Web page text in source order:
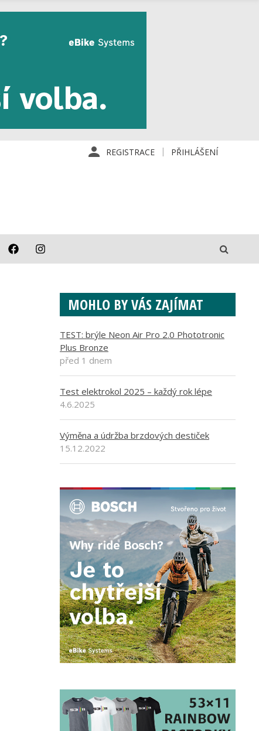
REGISTRACE PŘIHLÁŠENÍ
MOHLO BY VÁS ZAJÍMAT
TEST: brýle Neon Air Pro 2.0 Phototronic
Plus Bronze
před 1 dnem
Test elektrokol 2025 – každý rok lépe
4.6.2025
Výměna a údržba brzdových destiček
15.12.2022